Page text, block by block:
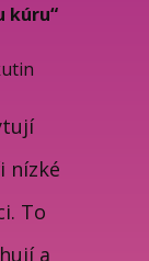
kúru“
nízké
To
a